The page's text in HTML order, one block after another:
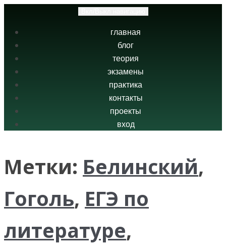
главная
блог
теория
экзамены
практика
контакты
проекты
вход
Метки: Белинский,
Гоголь, ЕГЭ по
литературе,